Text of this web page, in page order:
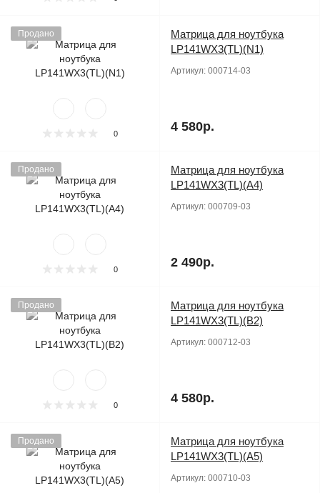
Продано
0
Матрица для ноутбука
LP141WX3(TL)(N1)
Артикул: 000714-03
4 580р.
Продано
0
Матрица для ноутбука
LP141WX3(TL)(A4)
Артикул: 000709-03
2 490р.
Продано
0
Матрица для ноутбука
LP141WX3(TL)(B2)
Артикул: 000712-03
4 580р.
Продано
Матрица для ноутбука
LP141WX3(TL)(A5)
Артикул: 000710-03